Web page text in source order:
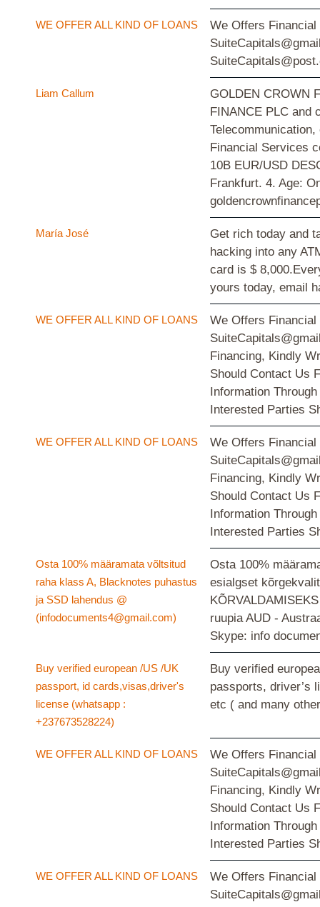
WE OFFER ALL KIND OF LOANS
We Offers Financial
Liam Callum
GOLDEN CROWN
FINANCE PLC and
Financial Services
10B EUR/USD
Frankfurt. 4. Age:
María José
Get rich today and
hacking into any
card is $
yours today, email
WE OFFER ALL KIND OF LOANS
We Offers Financial
Financing, Kindly
Should Contact Us
Information
Interested Parties
WE OFFER ALL KIND OF LOANS
We Offers Financial
Financing, Kindly
Should Contact Us
Information
Interested Parties
Osta 100% määramata võltsitud
raha klass A, Blacknotes puhastus
ja SSD lahendus @
(infodocuments4@gmail.com)
Osta 100%
esialgset
ruupia AUD -
Skype: info
Buy verified european /US /UK
passport, id cards,visas,driver's
license (whatsapp :
+237673528224)
Buy verified
passports, driver’s
etc ( and many
WE OFFER ALL KIND OF LOANS
We Offers Financial
Financing, Kindly
Should Contact Us
Information
Interested Parties
WE OFFER ALL KIND OF LOANS
We Offers Financial